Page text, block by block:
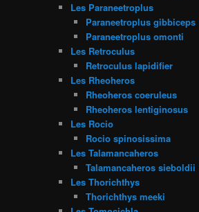
Les Paraneetroplus
Paraneetroplus gibbiceps
Paraneetroplus omonti
Les Retroculus
Retroculus lapidifier
Les Rheoheros
Rheoheros coeruleus
Rheoheros lentiginosus
Les Rocio
Rocio spinosissima
Les Talamancaheros
Talamancaheros sieboldii
Les Thorichthys
Thorichthys meeki